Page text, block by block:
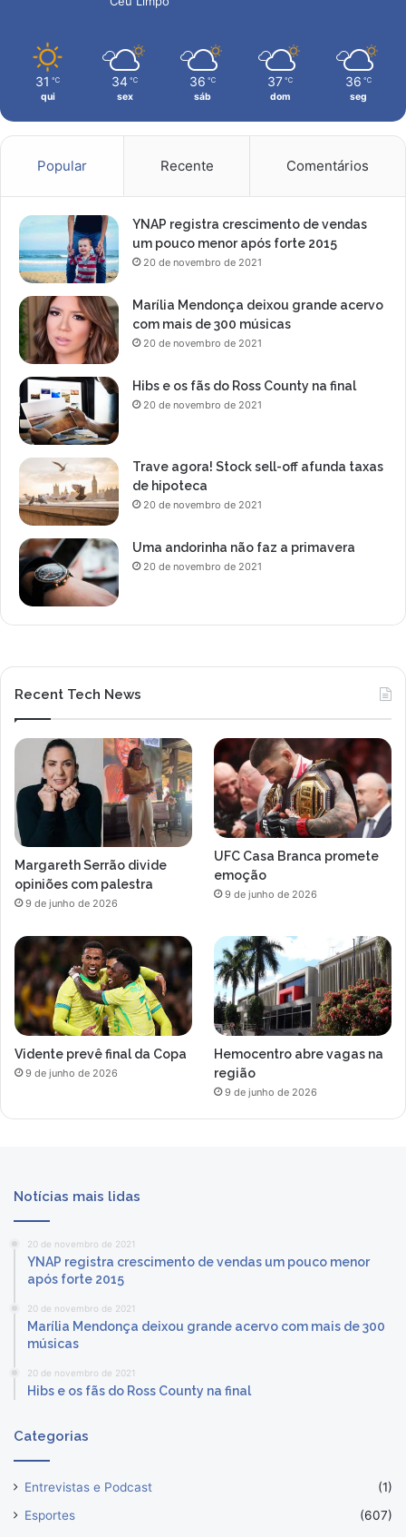
m
o
p
a
c
a
a
s
u
a
c
e
a
o
e
x
e
31 ℃
qui
34 ℃
sex
36 ℃
sáb
37 ℃
dom
36 ℃
seg
Popular Recente Comentários
YNAP registra crescimento de vendas
um pouco menor após forte 2015
20 de novembro de 2021
Marília Mendonça deixou grande acervo
com mais de 300 músicas
20 de novembro de 2021
Hibs e os fãs do Ross County na final
20 de novembro de 2021
Trave agora! Stock sell-off afunda taxas
de hipoteca
20 de novembro de 2021
Uma andorinha não faz a primavera
20 de novembro de 2021
Recent Tech News
Margareth Serrão divide
opiniões com palestra
9 de junho de 2026
UFC Casa Branca promete
emoção
9 de junho de 2026
Vidente prevê final da Copa
9 de junho de 2026
Hemocentro abre vagas na
região
9 de junho de 2026
Notícias mais lidas
20 de novembro de 2021
YNAP registra crescimento de vendas um pouco menor
após forte 2015
20 de novembro de 2021
Marília Mendonça deixou grande acervo com mais de 300
músicas
20 de novembro de 2021
Hibs e os fãs do Ross County na final
Categorias
Entrevistas e Podcast
(1)
Esportes
(607)